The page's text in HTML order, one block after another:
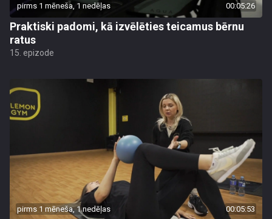
pirms 1 mēneša, 1 nedēļas 00:05:26
Praktiski padomi, kā izvēlēties teicamus bērnu
ratus
15. epizode
pirms 1 mēneša, 1 nedēļas 00:05:53